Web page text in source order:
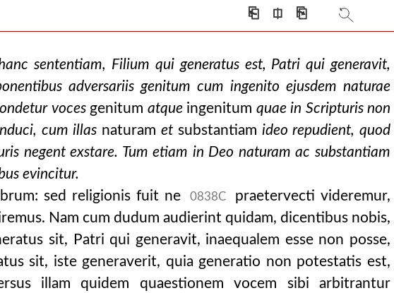
⎗ ⎅ ⎘
sententiam, Filium qui generatus est, Patri qui generavit,
adversariis genitum cum ingenito ejusdem naturae
voces genitum atqueingenitum quae in Scripturis non
cum illas naturam etsubstantiam ideo repudient, quod
negent exstare. Tum etiam in Deo naturam ac substantiam
evincitur.
sed religionis fuit ne
0838C
praetervecti videremur,
Nam cum dudum audierint quidam, dicentibus nobis,
sit, Patri qui generavit, inaequalem esse non posse,
sit, iste generaverit, quia generatio non potestatis est,
illam quidem quaestionem vocem sibi arbitrantur